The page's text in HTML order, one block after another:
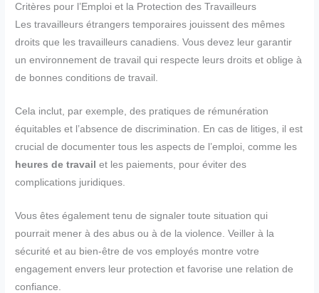
Critères pour l’Emploi et la Protection des Travailleurs
Les travailleurs étrangers temporaires jouissent des mêmes
droits que les travailleurs canadiens. Vous devez leur garantir
un environnement de travail qui respecte leurs droits et oblige à
de bonnes conditions de travail.
Cela inclut, par exemple, des pratiques de rémunération
équitables et l’absence de discrimination. En cas de litiges, il est
crucial de documenter tous les aspects de l’emploi, comme les
heures de travail et les paiements, pour éviter des
complications juridiques.
Vous êtes également tenu de signaler toute situation qui
pourrait mener à des abus ou à de la violence. Veiller à la
sécurité et au bien-être de vos employés montre votre
engagement envers leur protection et favorise une relation de
confiance.